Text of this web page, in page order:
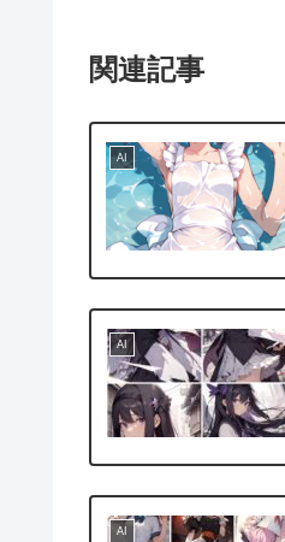
関連記事
AI
AI
AI